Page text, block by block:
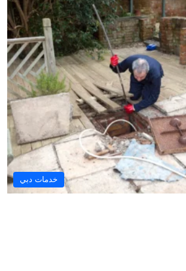
خدمات دبي